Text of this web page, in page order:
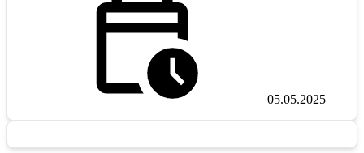
05.05.2025